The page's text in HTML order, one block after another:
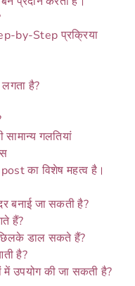
by-Step प्रक्रिया
है?
गलतियां
का विशेष महत्व है।
बनाई जा सकती है?
हैं?
डाल सकते हैं?
है?
उपयोग की जा सकती है?